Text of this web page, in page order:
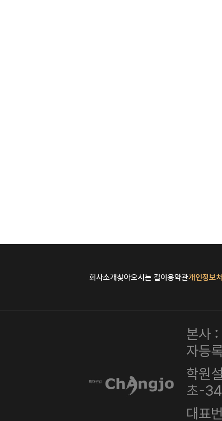
회사소개찾아오시는 길이용약관개인정보
본사
자등
학원
초-
대표